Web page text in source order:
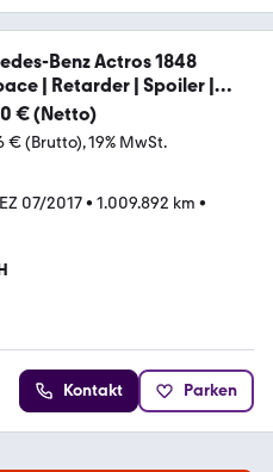
Benz Actros 1848
| Retarder | Spoiler |
€ (Netto)
€ (Brutto) 19% MwSt.
EZ 07/2017• 1.009.892 km •
Kontakt Parken